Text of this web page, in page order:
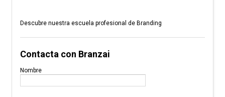
Descubre nuestra escuela profesional de Branding
Contacta con Branzai
Nombre